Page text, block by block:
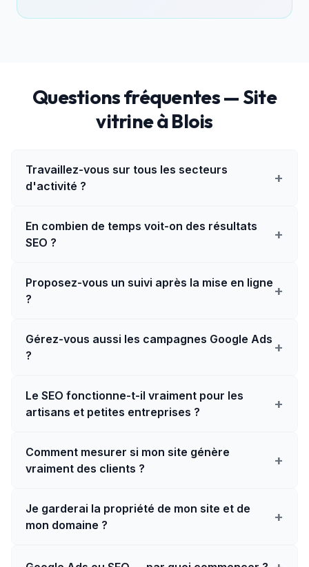
Questions fréquentes — Site
vitrine à Blois
Travaillez-vous sur tous les secteurs
d'activité ?
+
En combien de temps voit-on des résultats
SEO ?
+
Proposez-vous un suivi après la mise en ligne
?
+
Gérez-vous aussi les campagnes Google Ads
?
+
Le SEO fonctionne-t-il vraiment pour les
artisans et petites entreprises ?
+
Comment mesurer si mon site génère
vraiment des clients ?
+
Je garderai la propriété de mon site et de
mon domaine ?
+